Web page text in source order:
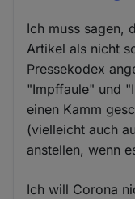
Ich muss sagen,
Artikel als nicht
Pressekodex
"Impffaule" und
einen Kamm
(vielleicht auch
anstellen, wenn
Ich will Corona